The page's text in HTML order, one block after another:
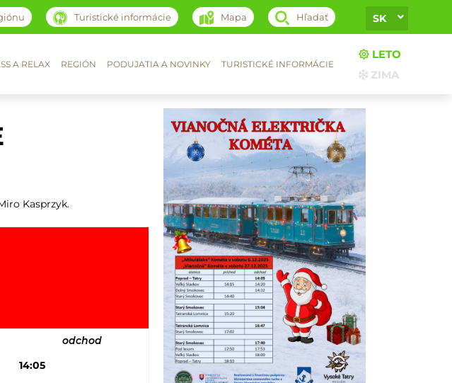
Turistické informácie Mapa Hľadať SK
A RELAX REGIÓN PODUJATIA A NOVINKY TURISTICKÉ INFORMÁCIE
LETO
ZIMA
Kasprzyk.
odchod
14:05